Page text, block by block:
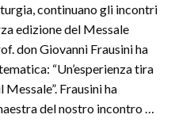
continuano gli incontri
edizione del Messale
don Giovanni Frausini ha
“Un’esperienza tira
Frausini ha
del nostro incontro …